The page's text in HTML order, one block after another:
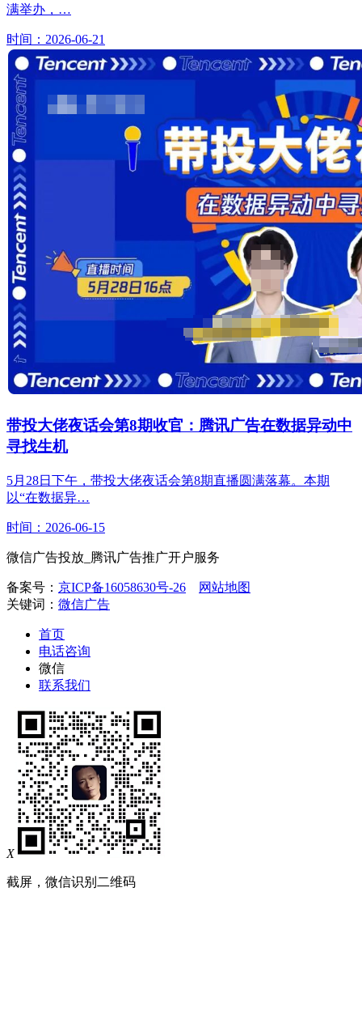
满举办，…
时间：2026-06-21
带投大佬夜话会第8期收官：腾讯广告在数据异动中
寻找生机
5月28日下午，带投大佬夜话会第8期直播圆满落幕。本期
以“在数据异…
时间：2026-06-15
微信广告投放_腾讯广告推广开户服务
备案号： 京ICP备16058630号-26
网站地图
关键词： 微信广告
首页
电话咨询
微信
联系我们
X
截屏，微信识别二维码